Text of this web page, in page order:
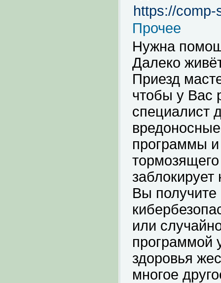
https://comp-
Прочее
Нужна
Далеко
Приезд
чтобы у Вас
специалист
программы и
заблокирует
Вы получите
или
программой
здоровья
многое